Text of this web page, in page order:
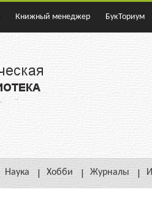
Книжный менеджер БукТориум
Наука Хобби Журналы